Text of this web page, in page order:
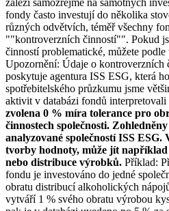
fondy často investují do několika
různých odvětvích, téměř všechny
""kontroverzních činností"". Pokud
činností problematické, můžete
Upozornění: Údaje o kontroverzních
poskytuje agentura ISS ESG, která
spotřebitelského průzkumu jsme
aktivit v databázi fondů interpretovali
zvolena 0 % míra tolerance pro
činnostech společnosti.
analyzované společností ISS ESG.
tvorby hodnoty, může jít
nebo distribuce výrobků. Příklad:
fondu je investováno do jedné
obratu distribucí alkoholických
vytváří 1 % svého obratu výrobou